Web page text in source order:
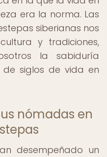
era la norma. Las
siberianas nos
y tradiciones,
la sabiduría
siglos de vida en
nómadas en
desempeñado un